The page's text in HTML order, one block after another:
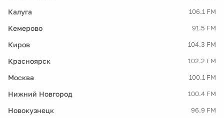
Калуга 106.1 FM
Кемерово 91.5 FM
Киров 104.3 FM
Красноярск 102.2 FM
Москва 100.1 FM
Нижний Новгород 100.4 FM
Новокузнецк 96.9 FM